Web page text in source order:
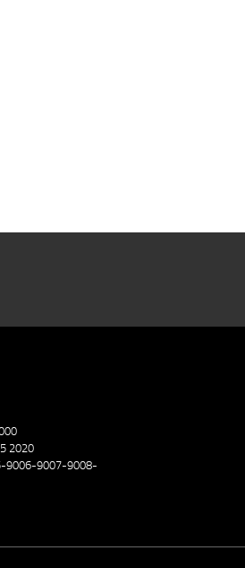
2020
9006-9007-9008-